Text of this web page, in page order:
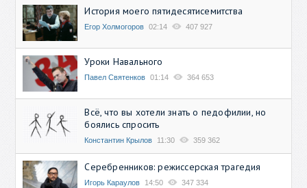
История моего пятидесятисемитства
Егор Холмогоров 02:14 407 927
Уроки Навального
Павел Святенков 01:14 364 653
Всё, что вы хотели знать о педофилии, но
боялись спросить
Константин Крылов 11:30 359 362
Серебренников: режиссерская трагедия
Игорь Караулов 14:50 347 334